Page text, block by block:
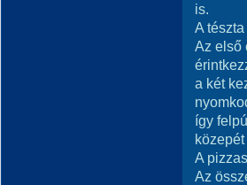
is.
A
Az első
a két
így
A
Az